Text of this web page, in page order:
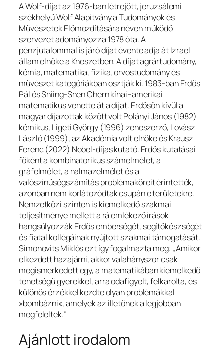
A Wolf-díjat az 1976-ban létrejött, jeruzsálemi
székhelyű Wolf Alapítvány a Tudományok és
Művészetek Előmozdítására néven működő
szervezet adományozza 1978 óta. A
pénzjutalommal is járó díjat évente adja át Izrael
állam elnöke a Kneszetben. A díjat agrártudomány,
kémia, matematika, fizika, orvostudomány és
művészet kategóriákban osztják ki. 1983-ban Erdős
Pál és Shiing-Shen Chern kínai–amerikai
matematikus vehette át a díjat. Erdősön kívül a
magyar díjazottak között volt Polányi János (1982)
kémikus, Ligeti György (1996) zeneszerző, Lovász
László (1999), az Akadémia volt elnöke és Krausz
Ferenc (2022) Nobel-díjas kutató. Erdős kutatásai
főként a kombinatorikus számelmélet, a
gráfelmélet, a halmazelmélet és a
valószínűségszámítás problémaköreit érintették,
azonban nem korlátozódtak csupán e területekre.
Nemzetközi szinten is kiemelkedő szakmai
teljesítménye mellett a rá emlékező írások
hangsúlyozzák Erdős emberségét, segítőkészségét
és fiatal kollégáinak nyújtott szakmai támogatását.
Simonovits Miklós ezt így fogalmazta meg: „Amikor
elkezdett hazajárni, akkor valahányszor csak
megismerkedett egy, a matematikában kiemelkedő
tehetségű gyerekkel, arra odafigyelt, felkarolta, és
különös érzékkel kezdte olyan problémákkal
»bombázni«, amelyek az illetőnek a legjobban
megfeleltek.”
Ajánlott irodalom